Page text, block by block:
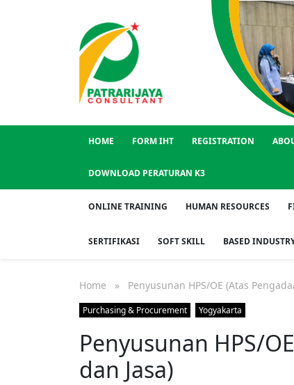
HOME FORM IHT REGISTRATION
DOWNLOAD PERATURAN K3
ONLINE TRAINING HUMAN RESOURCES
SERTIFIKASI SOFT SKILL BASED
Home » Penyusunan HPS/OE (Atas
Purchasing & Procurement Yogyakarta
Penyusunan HPS/
dan Jasa)